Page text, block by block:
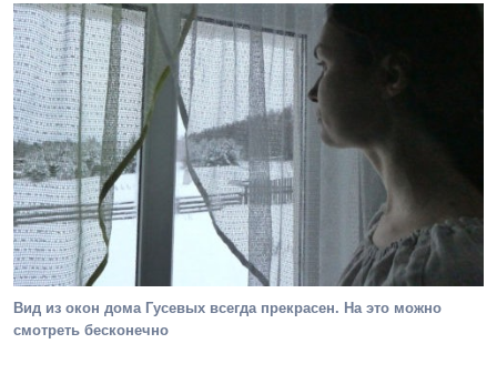
Вид из окон дома Гусевых всегда прекрасен. На это можно
смотреть бесконечно